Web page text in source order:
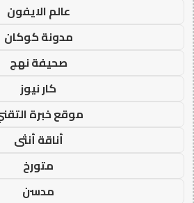
عالم الايفون
مدونة كوكان
صحيفة نهج
كار نيوز
موقع خبرة
أناقة أنثى
متورخ
مدسن